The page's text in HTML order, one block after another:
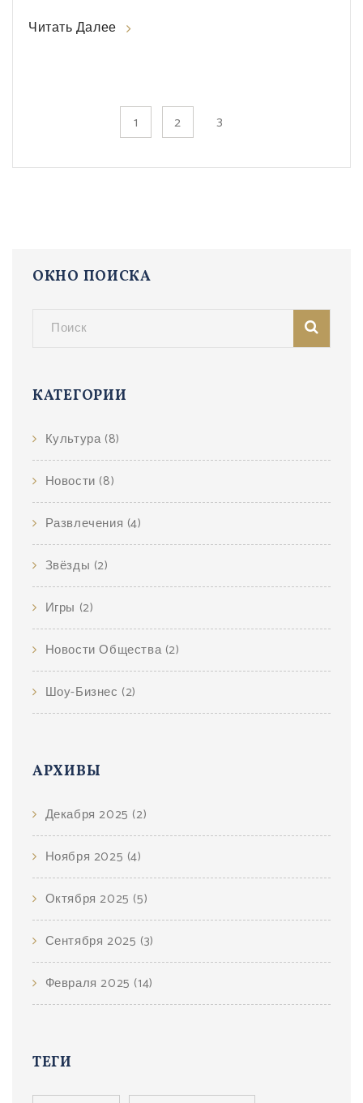
благотворительности добавляют звёздному
Читать Далее
1 2 3
ОКНО ПОИСКА
КАТЕГОРИИ
Культура (8)
Новости (8)
Развлечения (4)
Звёзды (2)
Игры (2)
Новости Общества (2)
Шоу-Бизнес (2)
АРХИВЫ
Декабря 2025 (2)
Ноября 2025 (4)
Октября 2025 (5)
Сентября 2025 (3)
Февраля 2025 (14)
ТЕГИ